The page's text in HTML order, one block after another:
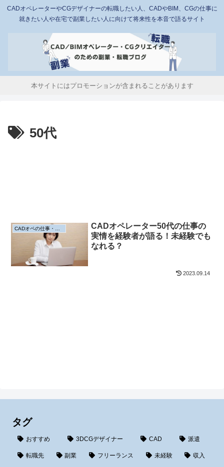
CADオペレーターやCGデザイナーの転職したい人、CADやBIM、CGの仕事に
就きたい人や在宅で副業したい人に向けて将来性を本音で語るサイト
本サイトにはプロモーションが含まれることがあります
50代
CADオペレーター50代の仕事の
実情を経験者が語る！未経験でも
なれる？
2023.09.14
タグ
おすすめ 3DCGデザイナー CAD 派遣
転職先 副業 フリーランス 未経験 収入